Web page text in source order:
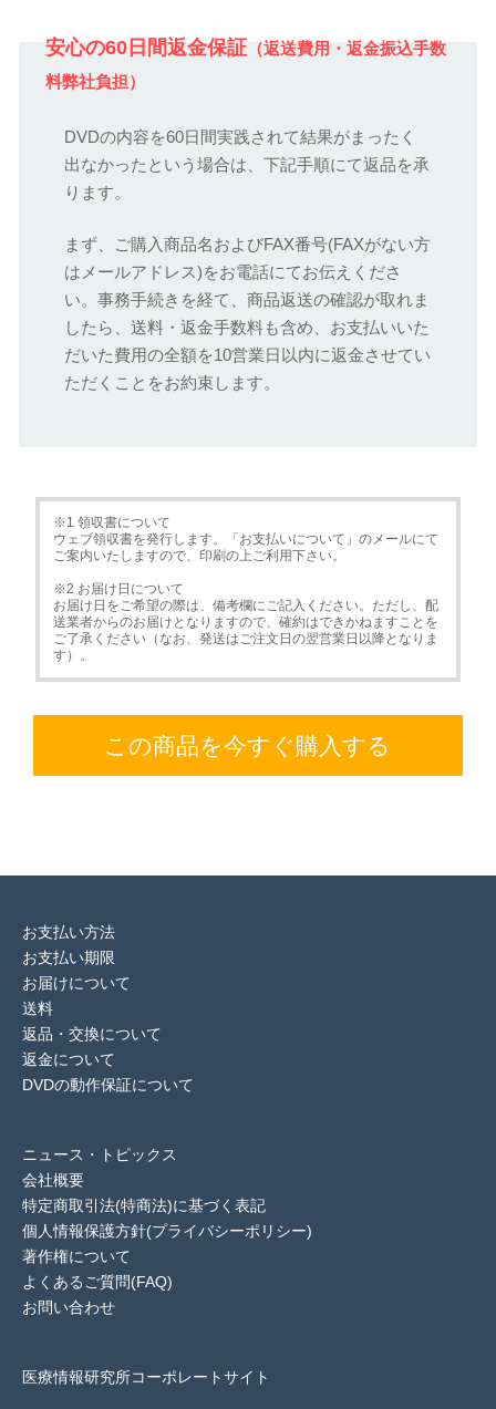
安心の60日間返金保証 （返送費用・返金振込手数
料弊社負担）
DVDの内容を60日間実践されて結果がまったく
出なかったという場合は、下記手順にて返品を承
ります。
まず、ご購入商品名およびFAX番号(FAXがない方
はメールアドレス)をお電話にてお伝えくださ
い。事務手続きを経て、商品返送の確認が取れま
したら、送料・返金手数料も含め、お支払いいた
だいた費用の全額を10営業日以内に返金させてい
ただくことをお約束します。
※1 領収書について
ウェブ領収書を発行します。「お支払いについて」のメールにて
ご案内いたしますので、印刷の上ご利用下さい。
※2 お届け日について
お届け日をご希望の際は、備考欄にご記入ください。ただし、配
送業者からのお届けとなりますので、確約はできかねますことを
ご了承ください（なお、発送はご注文日の翌営業日以降となりま
す）。
この商品を今すぐ購入する
お支払い方法
お支払い期限
お届けについて
送料
返品・交換について
返金について
DVDの動作保証について
ニュース・トピックス
会社概要
特定商取引法(特商法)に基づく表記
個人情報保護方針(プライバシーポリシー)
著作権について
よくあるご質問(FAQ)
お問い合わせ
医療情報研究所コーポレートサイト